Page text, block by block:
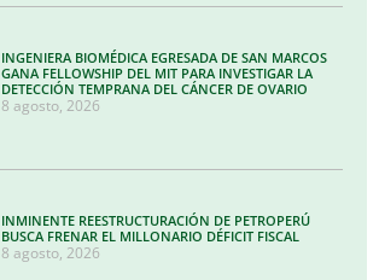
INGENIERA BIOMÉDICA EGRESADA DE SAN MARCOS
GANA FELLOWSHIP DEL MIT PARA INVESTIGAR LA
DETECCIÓN TEMPRANA DEL CÁNCER DE OVARIO
8 agosto, 2026
INMINENTE REESTRUCTURACIÓN DE PETROPERÚ
BUSCA FRENAR EL MILLONARIO DÉFICIT FISCAL
8 agosto, 2026